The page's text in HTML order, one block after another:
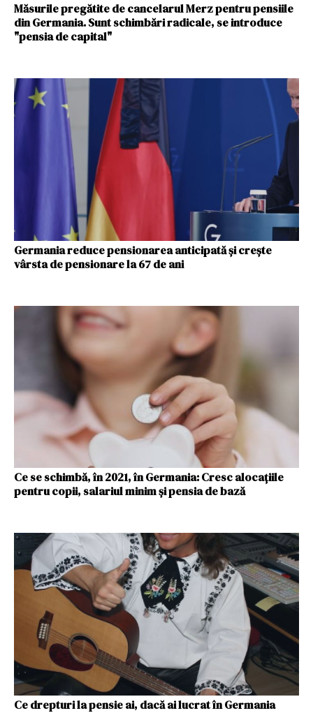
Măsurile pregătite de cancelarul Merz pentru pensiile
din Germania. Sunt schimbări radicale, se introduce
"pensia de capital"
Germania reduce pensionarea anticipată și crește
vârsta de pensionare la 67 de ani
Ce se schimbă, în 2021, în Germania: Cresc alocațiile
pentru copii, salariul minim și pensia de bază
Ce drepturi la pensie ai, dacă ai lucrat în Germania